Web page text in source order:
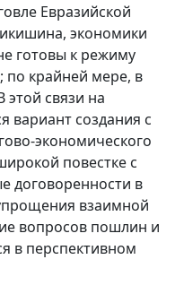
Евразийской
экономики
готовы к режиму
по крайней мере, в
этой связи на
вариант создания с
экономического
повестке с
договоренности в
взаимной
вопросов пошлин и
в перспективном